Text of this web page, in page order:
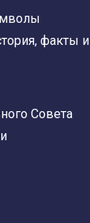
факты и
Совета